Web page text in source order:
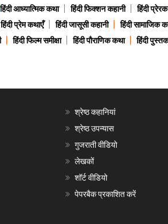
हिंदी आध्यात्मिक कथा हिंदी फिक्शन कहानी हिंदी
हिंदी प्रेम कथाएँ हिंदी जासूसी कहानी हिंदी सामाजिक
हिंदी फिल्म समीक्षा हिंदी पौराणिक कथा हिंदी पुस्तक
श्रेष्ठ कहानियां
श्रेष्ठ उपन्यास
गुजराती वीडियो
लेखकों
शॉर्ट वीडियो
पेपरबैक प्रकाशित करें